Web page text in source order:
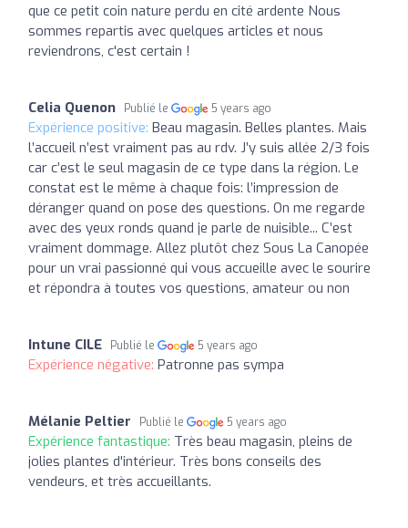
que ce petit coin nature perdu en cité ardente Nous
sommes repartis avec quelques articles et nous
reviendrons, c'est certain !
Celia Quenon Publié le 5 years ago
Expérience positive: Beau magasin. Belles plantes. Mais
l’accueil n’est vraiment pas au rdv. J’y suis allée 2/3 fois
car c’est le seul magasin de ce type dans la région. Le
constat est le même à chaque fois: l’impression de
déranger quand on pose des questions. On me regarde
avec des yeux ronds quand je parle de nuisible... C’est
vraiment dommage. Allez plutôt chez Sous La Canopée
pour un vrai passionné qui vous accueille avec le sourire
et répondra à toutes vos questions, amateur ou non
Intune CILE Publié le 5 years ago
Expérience négative: Patronne pas sympa
Mélanie Peltier Publié le 5 years ago
Expérience fantastique: Très beau magasin, pleins de
jolies plantes d'intérieur. Très bons conseils des
vendeurs, et très accueillants.